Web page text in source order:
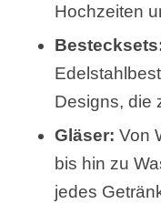
Hochzeiten
Designs, die
Gläser: Von
bis hin zu
jedes